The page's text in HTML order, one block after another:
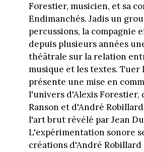
Forestier, musicien, et sa
Endimanchés. Jadis un
percussions, la compagnie
depuis plusieurs années
théâtrale sur la relation
musique et les textes. Tuer
présente une mise en
l'univers d'Alexis Forestier,
Ranson et d'André
l'art brut révélé par Jean
L'expérimentation sonore
créations d'André Robillard